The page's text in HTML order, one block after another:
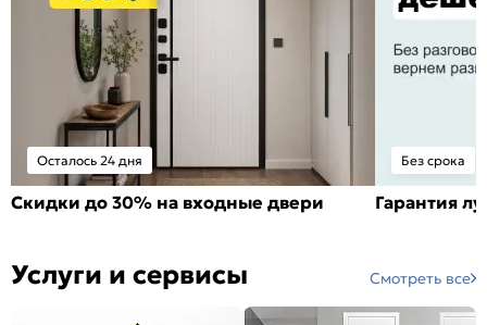
Осталось 24 дня
Скидки до 30% на входные двери
Без срока
Гарантия
Услуги и сервисы Смотреть все